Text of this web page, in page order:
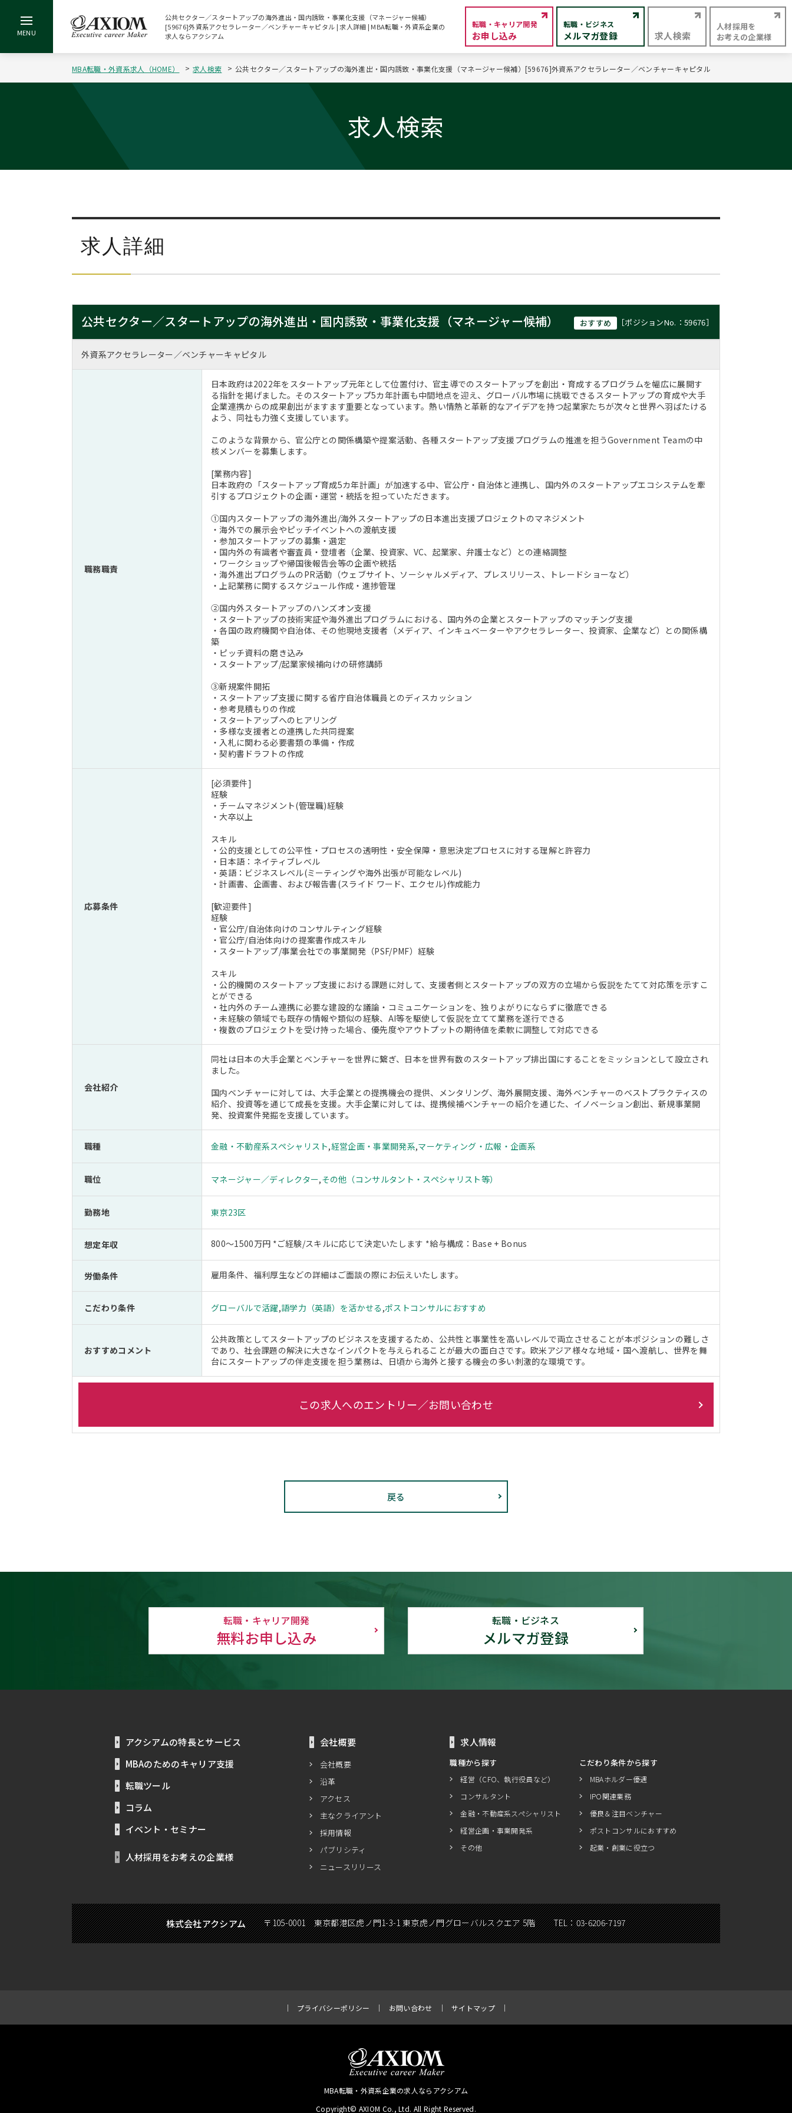
公共セクター／スタートアップの海外進出・国内誘致・事業化支援（マネージャー候補）
[59676]外資系アクセラレーター／ベンチャーキャピタル | 求人詳細 | MBA転職・外資系企業の
求人ならアクシアム
転職・キャリア開発
お申し込み
転職・ビジネス
メルマガ登録 求人検索
人材採用を
お考えの企業様
MBA転職・外資系求人（HOME） 求人検索 公共セクター／スタートアップの海外進出・国内誘致・事業化支援（マネージャー候補）[59676]外資系アクセラレーター／ベンチャーキャピタル
求人検索
求人詳細
公共セクター／スタートアップの海外進出・国内誘致・事業化支援（マネージャー候補） おすすめ ［ポジションNo.：59676］
外資系アクセラレーター／ベンチャーキャピタル
職務職責
日本政府は2022年をスタートアップ元年として位置付け、官主導でのスタートアップを創出・育成するプログラムを幅広に展開す
る指針を掲げました。そのスタートアップ5カ年計画も中間地点を迎え、グローバル市場に挑戦できるスタートアップの育成や大手
企業連携からの成果創出がますます重要となっています。熱い情熱と革新的なアイデアを持つ起業家たちが次々と世界へ羽ばたける
よう、同社も力強く支援しています。
このような背景から、官公庁との関係構築や提案活動、各種スタートアップ支援プログラムの推進を担うGovernment Teamの中
核メンバーを募集します。
[業務内容]
日本政府の「スタートアップ育成5カ年計画」が加速する中、官公庁・自治体と連携し、国内外のスタートアップエコシステムを牽
引するプロジェクトの企画・運営・統括を担っていただきます。
①国内スタートアップの海外進出/海外スタートアップの日本進出支援プロジェクトのマネジメント
・海外での展示会やピッチイベントへの渡航支援
・参加スタートアップの募集・選定
・国内外の有識者や審査員・登壇者（企業、投資家、VC、起業家、弁護士など）との連絡調整
・ワークショップや帰国後報告会等の企画や統括
・海外進出プログラムのPR活動（ウェブサイト、ソーシャルメディア、プレスリリース、トレードショーなど）
・上記業務に関するスケジュール作成・進捗管理
②国内外スタートアップのハンズオン支援
・スタートアップの技術実証や海外進出プログラムにおける、国内外の企業とスタートアップのマッチング支援
・各国の政府機関や自治体、その他現地支援者（メディア、インキュベーターやアクセラレーター、投資家、企業など）との関係構
築
・ピッチ資料の磨き込み
・スタートアップ/起業家候補向けの研修講師
③新規案件開拓
・スタートアップ支援に関する省庁自治体職員とのディスカッション
・参考見積もりの作成
・スタートアップへのヒアリング
・多様な支援者との連携した共同提案
・入札に関わる必要書類の準備・作成
・契約書ドラフトの作成
応募条件
[必須要件]
経験
・チームマネジメント(管理職)経験
・大卒以上
スキル
・公的支援としての公平性・プロセスの透明性・安全保障・意思決定プロセスに対する理解と許容力
・日本語：ネイティブレベル
・英語：ビジネスレベル(ミーティングや海外出張が可能なレベル)
・計画書、企画書、および報告書(スライド ワード、エクセル)作成能力
[歓迎要件]
経験
・官公庁/自治体向けのコンサルティング経験
・官公庁/自治体向けの提案書作成スキル
・スタートアップ/事業会社での事業開発（PSF/PMF）経験
スキル
・公的機関のスタートアップ支援における課題に対して、支援者側とスタートアップの双方の立場から仮説をたてて対応策を示すこ
とができる
・社内外のチーム連携に必要な建設的な議論・コミュニケーションを、独りよがりにならずに徹底できる
・未経験の領域でも既存の情報や類似の経験、AI等を駆使して仮説を立てて業務を遂行できる
・複数のプロジェクトを受け持った場合、優先度やアウトプットの期待値を柔軟に調整して対応できる
会社紹介
同社は日本の大手企業とベンチャーを世界に繋ぎ、日本を世界有数のスタートアップ排出国にすることをミッションとして設立され
ました。
国内ベンチャーに対しては、大手企業との提携機会の提供、メンタリング、海外展開支援、海外ベンチャーのベストプラクティスの
紹介、投資等を通じて成長を支援。大手企業に対しては、提携候補ベンチャーの紹介を通じた、イノベーション創出、新規事業開
発、投資案件発掘を支援しています。
職種 金融・不動産系スペシャリスト,経営企画・事業開発系,マーケティング・広報・企画系
職位 マネージャー／ディレクター,その他（コンサルタント・スペシャリスト等）
勤務地 東京23区
想定年収 800～1500万円 *ご経験/スキルに応じて決定いたします *給与構成：Base + Bonus
労働条件 雇用条件、福利厚生などの詳細はご面談の際にお伝えいたします。
こだわり条件 グローバルで活躍,語学力（英語）を活かせる ,ポストコンサルにおすすめ
おすすめコメント
公共政策としてスタートアップのビジネスを支援するため、公共性と事業性を高いレベルで両立させることが本ポジションの難しさ
であり、社会課題の解決に大きなインパクトを与えられることが最大の面白さです。欧米アジア様々な地域・国へ渡航し、世界を舞
台にスタートアップの伴走支援を担う業務は、日頃から海外と接する機会の多い刺激的な環境です。
この求人へのエントリー／お問い合わせ
戻る
転職・キャリア開発
無料お申し込み
転職・ビジネス
メルマガ登録
アクシアムの特長とサービス
MBAのためのキャリア支援
転職ツール
コラム
イベント・セミナー
人材採用をお考えの企業様
会社概要
会社概要
沿革
アクセス
主なクライアント
採用情報
パブリシティ
ニュースリリース
求人情報
職種から探す
経営（CFO、執行役員など）
コンサルタント
金融・不動産系スペシャリスト
経営企画・事業開発系
その他
こだわり条件から探す
MBAホルダー優遇
IPO関連業務
優良＆注目ベンチャー
ポストコンサルにおすすめ
起業・創業に役立つ
株式会社アクシアム 〒105-0001 東京都港区虎ノ門1-3-1 東京虎ノ門グローバルスクエア 5階 TEL：03-6206-7197
プライバシーポリシー お問い合わせ サイトマップ
MBA転職・外資系企業の求人ならアクシアム
Copyright© AXIOM Co., Ltd. All Right Reserved.